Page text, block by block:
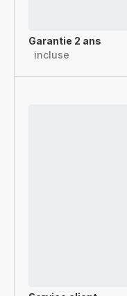
Garantie 2 ans
incluse